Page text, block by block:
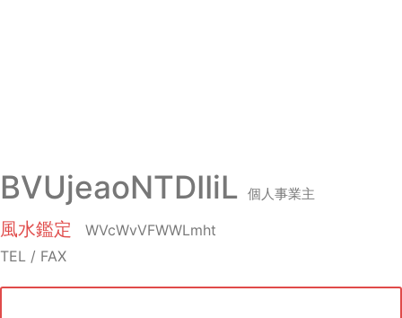
BVUjeaoNTDIIiL 個人事業主
風水鑑定
WVcWvVFWWLmht
TEL / FAX